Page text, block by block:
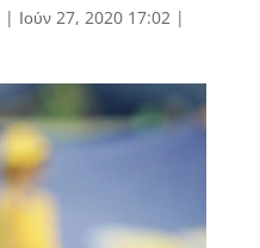
| Ιούν 27, 2020 17:02|